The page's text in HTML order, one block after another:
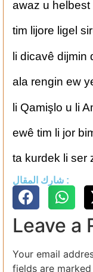
awaz u helbest
tim lijore ligel
li dicavê dijmin
ala rengin ew
li Qamişlo u li
ewê tim li jor
ta kurdek li ser
شارك المقال :
Leave a
Your email
fields are marked